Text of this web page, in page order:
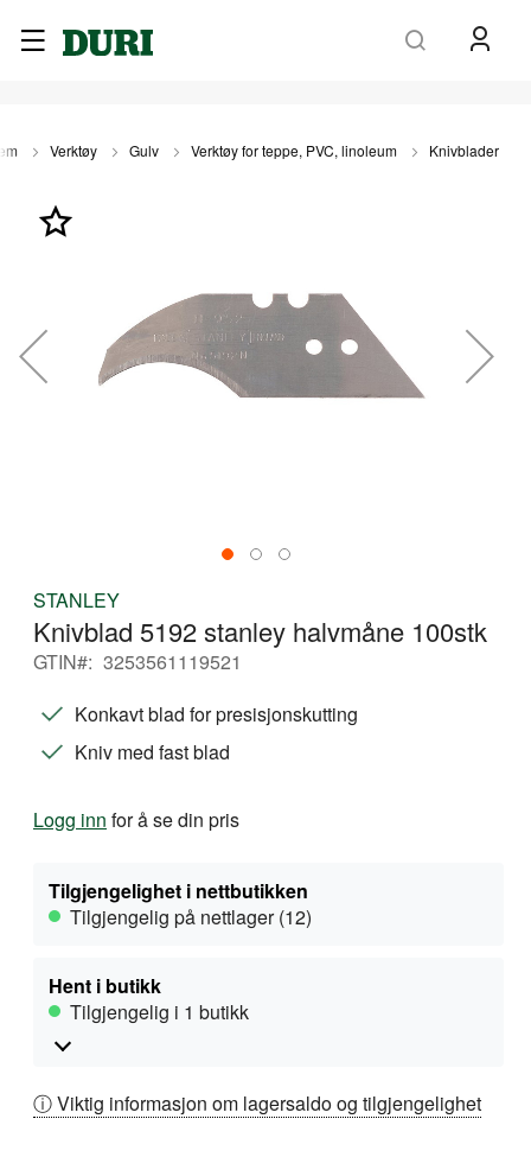
Verktøy Gulv Verktøy for teppe, PVC, linoleum Knivblader
slutten
begynnelsen
STANLEY
Knivblad 5192 stanley halvmåne 100stk
GTIN
3253561119521
Konkavt blad for presisjonskutting
Kniv med fast blad
Logg inn for å se din pris
Tilgjengelighet i nettbutikken
Tilgjengelig på nettlager (12)
Hent i butikk
Tilgjengelig i 1 butikk
ⓘ Viktig informasjon om lagersaldo og tilgjengelighet